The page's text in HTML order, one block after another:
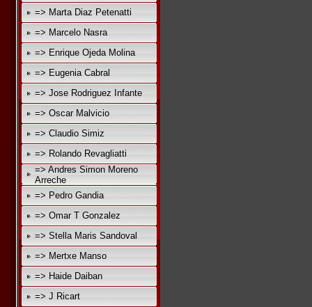
=> Marta Diaz Petenatti
=> Marcelo Nasra
=> Enrique Ojeda Molina
=> Eugenia Cabral
=> Jose Rodriguez Infante
=> Oscar Malvicio
=> Claudio Simiz
=> Rolando Revagliatti
=> Andres Simon Moreno
Arreche
=> Pedro Gandia
=> Omar T Gonzalez
=> Stella Maris Sandoval
=> Mertxe Manso
=> Haide Daiban
=> J Ricart